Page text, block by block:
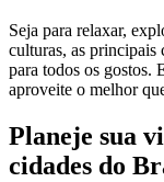
Seja para relaxar,
culturas, as principais
para todos os gostos.
aproveite o melhor
Planeje sua
cidades do